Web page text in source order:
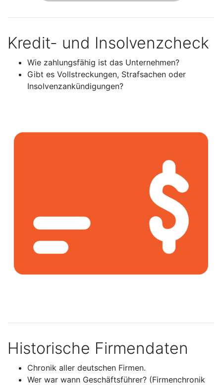
Kredit- und Insolvenzcheck
Wie zahlungsfähig ist das Unternehmen?
Gibt es Vollstreckungen, Strafsachen oder
Insolvenzankündigungen?
Historische Firmendaten
Chronik aller deutschen Firmen.
Wer war wann Geschäftsführer? (Firmenchronik